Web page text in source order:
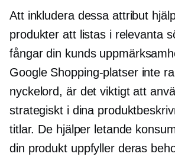
Att inkludera dessa attribut
produkter att listas i relevanta
fångar din kunds
Google Shopping-platser inte
nyckelord, är det viktigt att
strategiskt i dina
titlar. De hjälper letande
din produkt uppfyller deras